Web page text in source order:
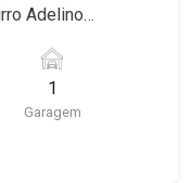
Adelino
a Martinelli
- 3
1
Garagem